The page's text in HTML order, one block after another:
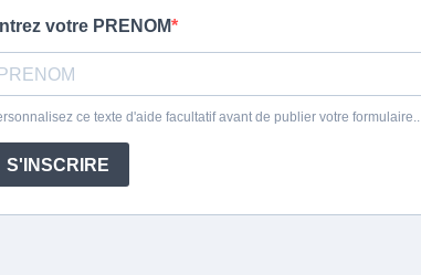
votre PRENOM
ce texte d'aide facultatif avant de publier votre formulaire..
S'INSCRIRE